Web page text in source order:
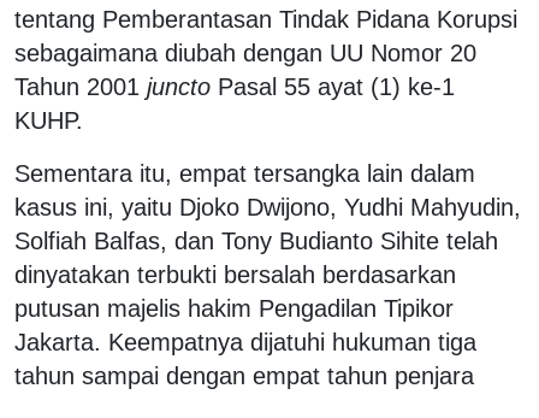
tentang Pemberantasan Tindak Pidana Korupsi
sebagaimana diubah dengan UU Nomor 20
Tahun 2001 juncto Pasal 55 ayat (1) ke-1
KUHP.
Sementara itu, empat tersangka lain dalam
kasus ini, yaitu Djoko Dwijono, Yudhi Mahyudin,
Solfiah Balfas, dan Tony Budianto Sihite telah
dinyatakan terbukti bersalah berdasarkan
putusan majelis hakim Pengadilan Tipikor
Jakarta. Keempatnya dijatuhi hukuman tiga
tahun sampai dengan empat tahun penjara